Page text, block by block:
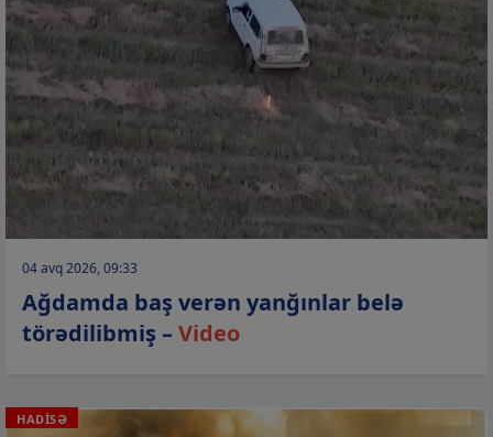
04 avq 2026, 09:33
Ağdamda baş verən yanğınlar belə
törədilibmiş –Video
HADİSƏ